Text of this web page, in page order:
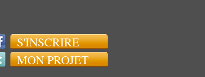
S'INSCRIRE
MON PROJET